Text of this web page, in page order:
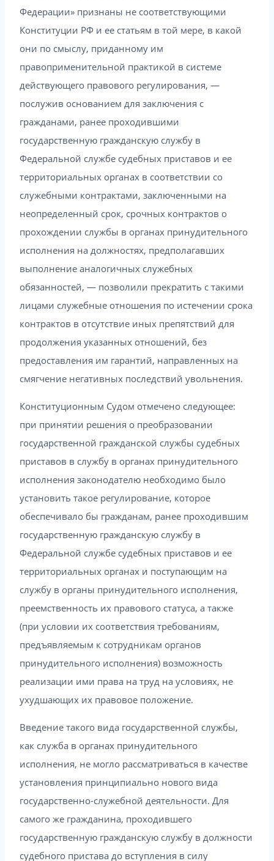
Федерации» признаны не соответствующими
Конституции РФ и ее статьям в той мере, в какой
они по смыслу, приданному им
правоприменительной практикой в системе
действующего правового регулирования, —
послужив основанием для заключения с
гражданами, ранее проходившими
государственную гражданскую службу в
Федеральной службе судебных приставов и ее
территориальных органах в соответствии со
служебными контрактами, заключенными на
неопределенный срок, срочных контрактов о
прохождении службы в органах принудительного
исполнения на должностях, предполагавших
выполнение аналогичных служебных
обязанностей, — позволили прекратить с такими
лицами служебные отношения по истечении срока
контрактов в отсутствие иных препятствий для
продолжения указанных отношений, без
предоставления им гарантий, направленных на
смягчение негативных последствий увольнения.
Конституционным Судом отмечено следующее:
при принятии решения о преобразовании
государственной гражданской службы судебных
приставов в службу в органах принудительного
исполнения законодателю необходимо было
установить такое регулирование, которое
обеспечивало бы гражданам, ранее проходившим
государственную гражданскую службу в
Федеральной службе судебных приставов и ее
территориальных органах и поступающим на
службу в органы принудительного исполнения,
преемственность их правового статуса, а также
(при условии их соответствия требованиям,
предъявляемым к сотрудникам органов
принудительного исполнения) возможность
реализации ими права на труд на условиях, не
ухудшающих их правовое положение.
Введение такого вида государственной службы,
как служба в органах принудительного
исполнения, не могло рассматриваться в качестве
установления принципиально нового вида
государственно-служебной деятельности. Для
самого же гражданина, проходившего
государственную гражданскую службу в должности
судебного пристава до вступления в силу